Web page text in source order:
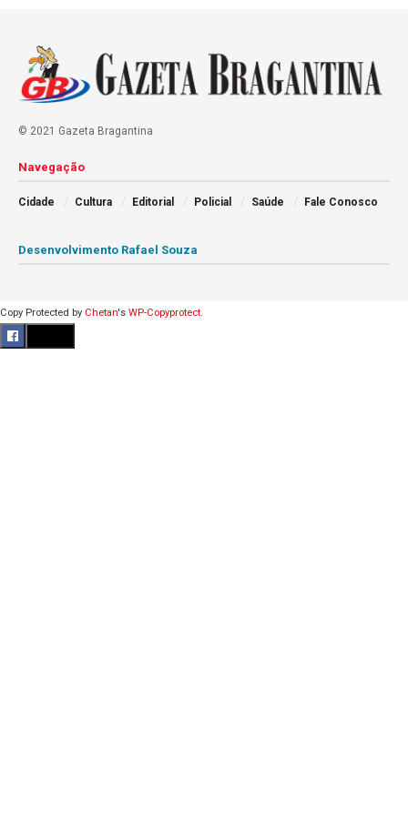
© 2021 Gazeta Bragantina
Navegação
Cidade Cultura Editorial Policial Saúde Fale Conosco
Desenvolvimento Rafael Souza
Copy Protected by Chetan's WP-Copyprotect.